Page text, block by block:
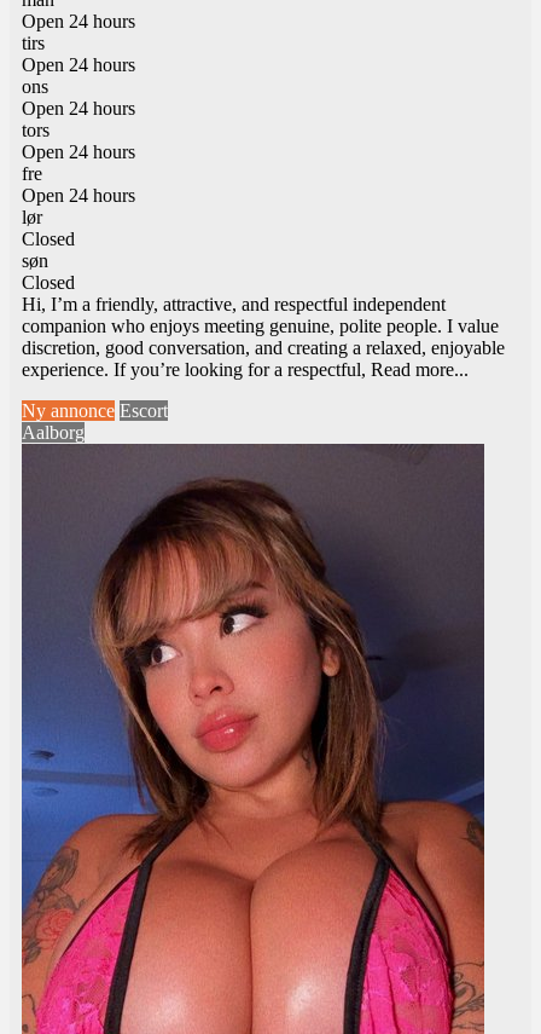
Open 24 hours
tirs
Open 24 hours
ons
Open 24 hours
tors
Open 24 hours
fre
Open 24 hours
lør
Closed
søn
Closed
Hi, I’m a friendly, attractive, and respectful independent
companion who enjoys meeting genuine, polite people. I value
discretion, good conversation, and creating a relaxed, enjoyable
experience. If you’re looking for a respectful, Read more...
Ny annonce Escort
Aalborg